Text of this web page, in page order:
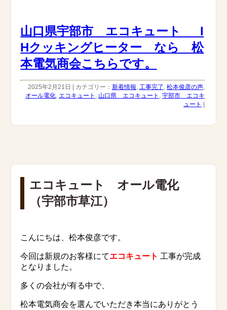
山口県宇部市 エコキュート I
Hクッキングヒーター なら 松
本電気商会こちらです。
2025年2月21日 | カテゴリー： 新着情報, 工事完了 , 松本俊彦の声,
オール電化, エコキュート , 山口県 エコキュート , 宇部市 エコキ
ュート
エコキュート オール電化
（宇部市草江）
こんにちは、松本俊彦です。
今回は新規のお客様にてエコキュート 工事が完成
となりました。
多くの会社が有る中で、
松本電気商会を選んでいただき本当にありがとう